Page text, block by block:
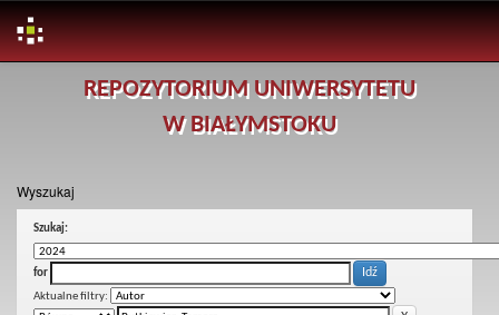
REPOZYTORIUM UNIWERSYTETU
W BIAŁYMSTOKU
Wyszukaj
Szukaj:
for
Aktualne filtry: